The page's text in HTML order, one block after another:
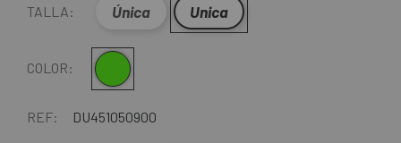
TALLA: Única Unica
COLOR: Verde-Multi
REF: DU451050900